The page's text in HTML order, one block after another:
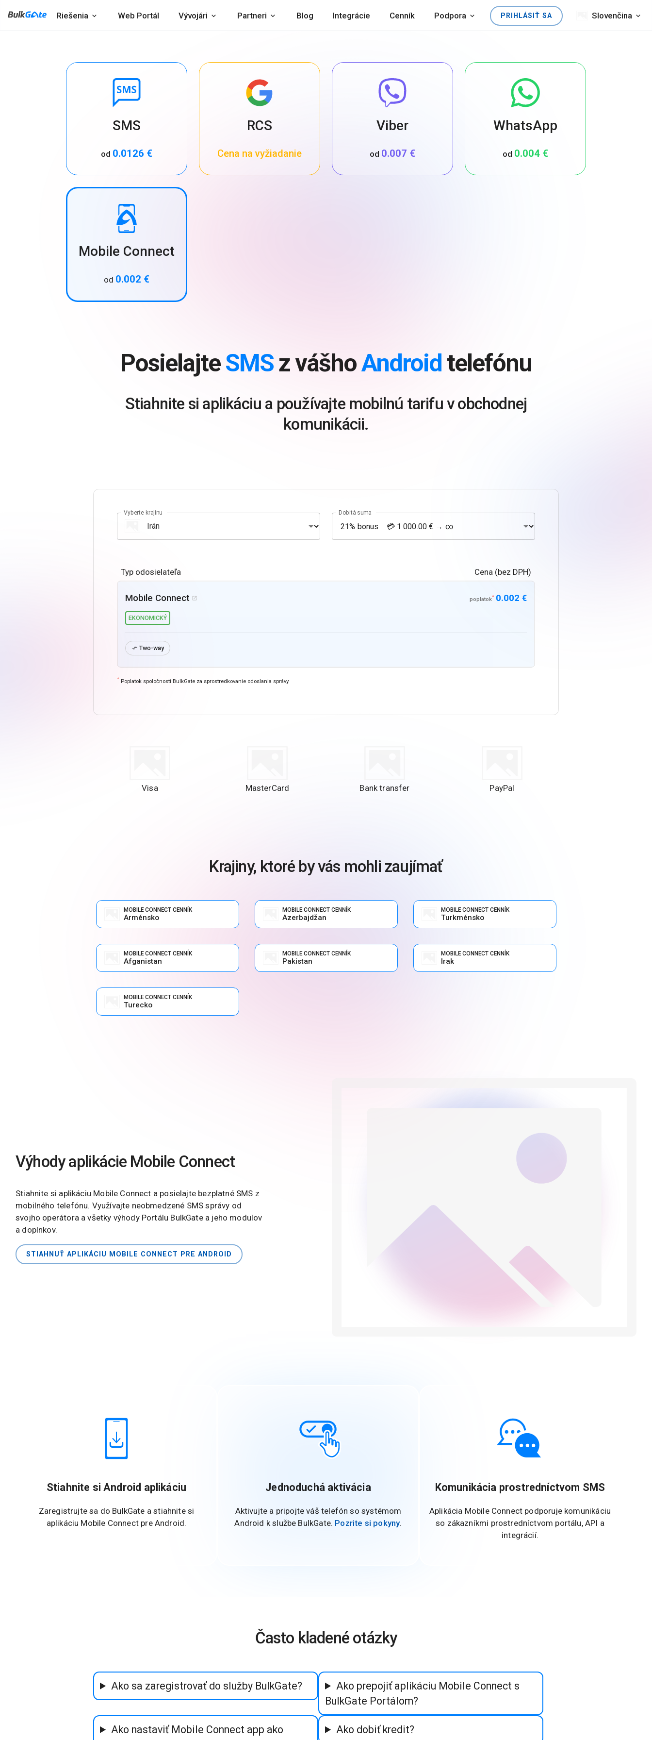
Riešenia Web Portál Vývojári Partneri Blog Integrácie Cenník Podpora PRIHLÁSIŤ SA Slovenčina
SMS
od 0.0126 €
RCS
Cena na vyžiadanie
Viber
od 0.007 €
WhatsApp
od 0.004 €
Mobile Connect
od 0.002 €
PosielajteSMSz vášhoAndroid telefónu
Stiahnite si aplikáciu a používajte mobilnú tarifu v obchodnej
komunikácii.
Vyberte krajinu Dobitá suma
Typ odosielateľa Cena (bez DPH)
Mobile Connect  poplatok* 0.002 €
EKONOMICKÝ
 Two-way
* Poplatok spoločnosti BulkGate za sprostredkovanie odoslania správy.
Visa MasterCard Bank transfer PayPal
Krajiny, ktoré by vás mohli zaujímať
MOBILE CONNECT CENNÍK
Arménsko
MOBILE CONNECT CENNÍK
Azerbajdžan
MOBILE CONNECT CENNÍK
Turkménsko
MOBILE CONNECT CENNÍK
Afganistan
MOBILE CONNECT CENNÍK
Pakistan
MOBILE CONNECT CENNÍK
Irak
MOBILE CONNECT CENNÍK
Turecko
Výhody aplikácie Mobile Connect
Stiahnite si aplikáciu Mobile Connect a posielajte bezplatné SMS z
mobilného telefónu. Využívajte neobmedzené SMS správy od
svojho operátora a všetky výhody Portálu BulkGate a jeho modulov
a doplnkov.
STIAHNUŤ APLIKÁCIU MOBILE CONNECT PRE ANDROID
Stiahnite si Android aplikáciu
Zaregistrujte sa do BulkGate a stiahnite si
aplikáciu Mobile Connect pre Android.
Jednoduchá aktivácia
Aktivujte a pripojte váš telefón so systémom
Android k službe BulkGate. Pozrite si pokyny.
Komunikácia prostredníctvom SMS
Aplikácia Mobile Connect podporuje komunikáciu
so zákazníkmi prostredníctvom portálu, API a
integrácií.
Často kladené otázky
Ako sa zaregistrovať do služby BulkGate?
Ako prepojiť aplikáciu Mobile Connect s
BulkGate Portálom?
Ako nastaviť Mobile Connect app ako
Ako dobiť kredit?